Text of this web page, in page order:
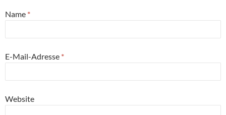
Name *
E-Mail-Adresse *
Website